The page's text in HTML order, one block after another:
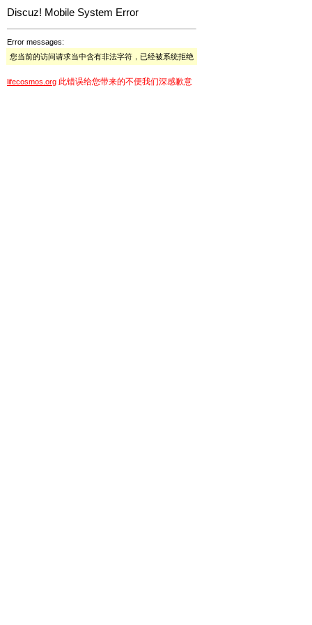
Discuz! Mobile System Error
Error messages:
您当前的访问请求当中含有非法字符，已经被系统拒绝
lifecosmos.org 此错误给您带来的不便我们深感歉意